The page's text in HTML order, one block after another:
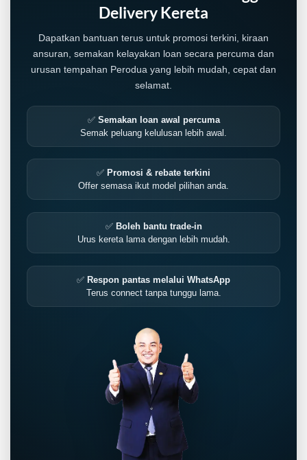
Delivery Kereta
Dapatkan bantuan terus untuk promosi terkini, kiraan
ansuran, semakan kelayakan loan secara percuma dan
urusan tempahan Perodua yang lebih mudah, cepat dan
selamat.
✅ Semakan loan awal percuma
Semak peluang kelulusan lebih awal.
✅ Promosi & rebate terkini
Offer semasa ikut model pilihan anda.
✅ Boleh bantu trade-in
Urus kereta lama dengan lebih mudah.
✅ Respon pantas melalui WhatsApp
Terus connect tanpa tunggu lama.